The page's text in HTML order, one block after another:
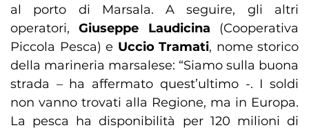
al porto di Marsala. A seguire, gli altri
operatori,Giuseppe Laudicina (Cooperativa
Piccola Pesca) e Uccio Tramati, nome storico
della marineria marsalese: “Siamo sulla buona
strada – ha affermato quest’ultimo -. I soldi
non vanno trovati alla Regione, ma in Europa.
La pesca ha disponibilità per 120 milioni di